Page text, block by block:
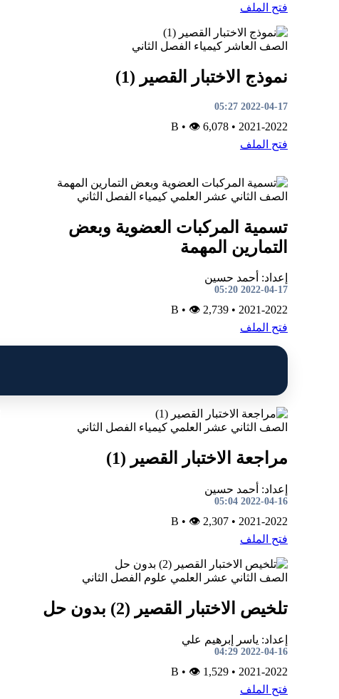
فتح الملف
الصف العاشر كيمياء الفصل الثاني
نموذج الاختبار القصير (1)
2022-04-17 05:27
2021-2022
•
• 👁 6,078
فتح الملف
الصف الثاني عشر العلمي كيمياء الفصل الثاني
تسمية المركبات العضوية وبعض
التمارين المهمة
إعداد: أحمد حسين
2022-04-17 05:20
2021-2022
•
• 👁 2,739
فتح الملف
الصف الثاني عشر العلمي كيمياء الفصل الثاني
مراجعة الاختبار القصير (1)
إعداد: أحمد حسين
2022-04-16 05:04
2021-2022
•
• 👁 2,307
فتح الملف
الصف الثاني عشر العلمي علوم الفصل الثاني
تلخيص الاختبار القصير (2) بدون حل
إعداد: ياسر إبرهيم علي
2022-04-16 04:29
2021-2022
•
• 👁 1,529
فتح الملف